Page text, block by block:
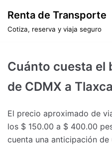
Saltar
al
Renta de Transporte
Cotiza, reserva y viaja seguro
Cuánto cuesta el
de CDMX a
El precio aproximado de
los $ 150.00 a $ 400.00
cuenta una anticipación de